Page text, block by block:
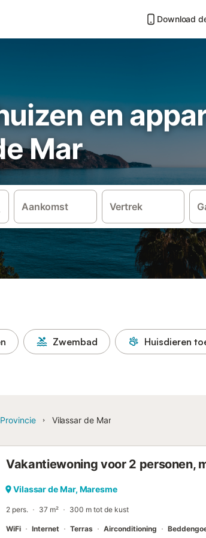
Download
en
Mar
Aankomst Vertrek
Zwembad Huisdieren
Vilassar de Mar
Vakantiewoning voor 2 personen,
Vilassar de Mar, Maresme
2 pers. 37 m² 300 m tot de kust
WiFi Internet Terras Airconditioning